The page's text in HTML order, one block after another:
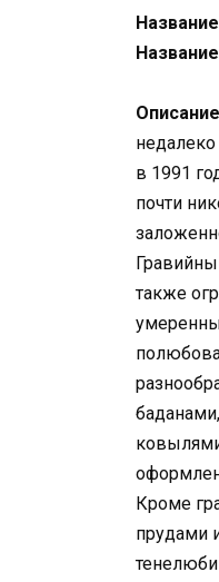
недалеко
в 1991
почти
также
Кроме
прудами